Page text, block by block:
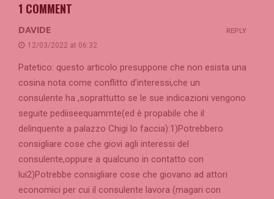
1 COMMENT
DAVIDE
12/03/2022 at 06:32
Patetico: questo articolo presuppone che non esista una
cosina nota come conflitto d’interessi,che un
consulente ha ,soprattutto se le sue indicazioni vengono
seguite pediiseequamrnte(ed è propabile che il
delinquente a palazzo Chigi lo faccia):1)Potrebbero
consigliare cose che giovi agli interessi del
consulente,oppure a qualcuno in contatto con
lui2)Potrebbe consigliare cose che giovano ad attori
economici per cui il consulente lavora (magari con
REPLY